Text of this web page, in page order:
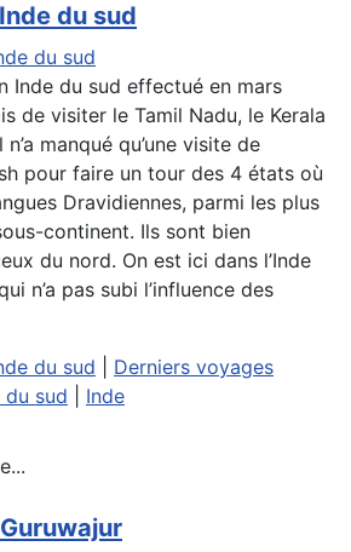
du sud
Inde du sud effectué en mars
de visiter le Tamil Nadu, le Kerala
manqué qu’une visite de
pour faire un tour des 4 états où
Dravidiennes, parmi les plus
continent. Ils sont bien
du nord. On est ici dans l’Inde
n’a pas subi l’influence des
du sud
Derniers voyages
du sud
Inde